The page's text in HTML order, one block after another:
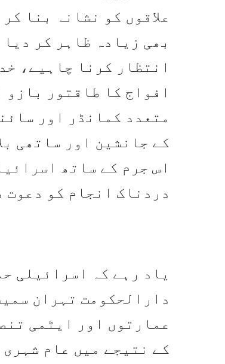
علاقوں کو نشانہ بنا
بھی زیادہ ظاہر کر
انتظار کرنا چاہیے،
افواج کا طاقتور
متعدد کمانڈر اور
کے جانشین اور ساتھی
اس جرم کے ساتھ
دردناک انجام کو دعوت
یاد رہے کہ اسرائیلی
دارالحکومت تہران
عمارتوں اور ایٹمی
کے نتیجے میں عام